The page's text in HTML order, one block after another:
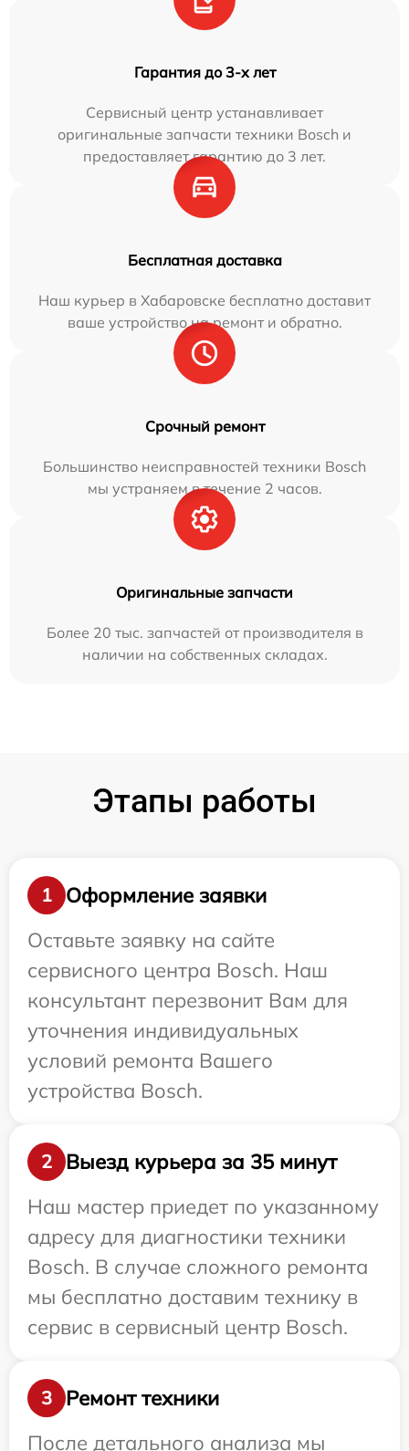
Гарантия до 3-х лет
Сервисный центр устанавливает
оригинальные запчасти техники Bosch и
предоставляет гарантию до 3 лет.
Бесплатная доставка
Наш курьер в Хабаровске бесплатно доставит
ваше устройство на ремонт и обратно.
Срочный ремонт
Большинство неисправностей техники Bosch
мы устраняем в течение 2 часов.
Оригинальные запчасти
Более 20 тыс. запчастей от производителя в
наличии на собственных складах.
Этапы работы
1
Оформление заявки
Оставьте заявку на сайте
сервисного центра Bosch. Наш
консультант перезвонит Вам для
уточнения индивидуальных
условий ремонта Вашего
устройства Bosch.
2
Выезд курьера за 35 минут
Наш мастер приедет по указанному
адресу для диагностики техники
Bosch. В случае сложного ремонта
мы бесплатно доставим технику в
сервис в сервисный центр Bosch.
3
Ремонт техники
После детального анализа мы